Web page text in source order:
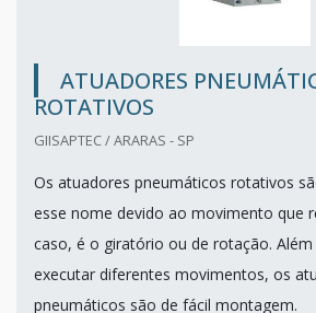
ATUADORES
ROTATIVOS
GIISAPTEC / ARARAS - SP
Os atuadores pneumáticos rotativos
esse nome devido ao movimento que
caso, é o giratório ou de rotação.
executar diferentes movimentos, os
pneumáticos são de fácil montagem.